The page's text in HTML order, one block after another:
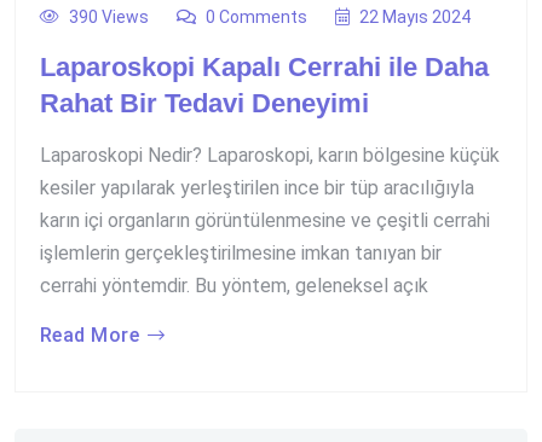
390 Views 0 Comments 22 Mayıs 2024
Laparoskopi Kapalı Cerrahi ile Daha
Rahat Bir Tedavi Deneyimi
Laparoskopi Nedir? Laparoskopi, karın bölgesine küçük
kesiler yapılarak yerleştirilen ince bir tüp aracılığıyla
karın içi organların görüntülenmesine ve çeşitli cerrahi
işlemlerin gerçekleştirilmesine imkan tanıyan bir
cerrahi yöntemdir. Bu yöntem, geleneksel açık
Read More